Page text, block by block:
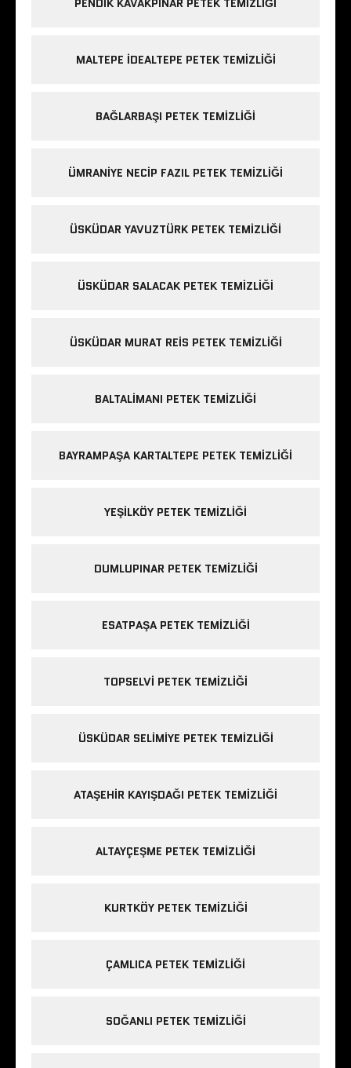
MALTEPE IDEALTEPE PETEK TEMIZLIĞI
BAĞLARBAŞI PETEK TEMIZLIĞI
ÜMRANIYE NECIP FAZIL PETEK TEMIZLIĞI
ÜSKÜDAR YAVUZTÜRK PETEK TEMIZLIĞI
ÜSKÜDAR SALACAK PETEK TEMIZLIĞI
ÜSKÜDAR MURAT REIS PETEK TEMIZLIĞI
BALTALIMANI PETEK TEMIZLIĞI
BAYRAMPAŞA KARTALTEPE PETEK TEMIZLIĞI
YEŞILKÖY PETEK TEMIZLIĞI
DUMLUPINAR PETEK TEMIZLIĞI
ESATPAŞA PETEK TEMIZLIĞI
TOPSELVI PETEK TEMIZLIĞI
ÜSKÜDAR SELIMIYE PETEK TEMIZLIĞI
ATAŞEHIR KAYIŞDAĞI PETEK TEMIZLIĞI
ALTAYÇEŞME PETEK TEMIZLIĞI
KURTKÖY PETEK TEMIZLIĞI
ÇAMLICA PETEK TEMIZLIĞI
SOĞANLI PETEK TEMIZLIĞI